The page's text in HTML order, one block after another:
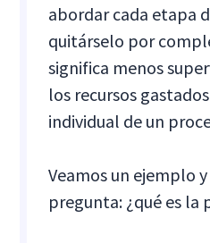
abordar cada etapa
quitárselo por
significa menos
los recursos
individual de un
Veamos un ejemplo
pregunta: ¿qué es la